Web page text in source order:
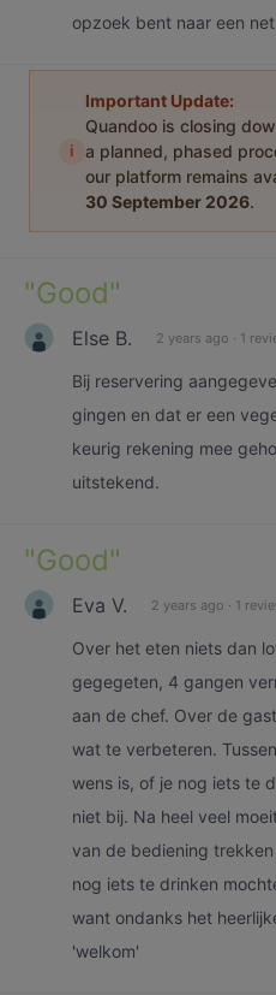
opzoek bent naar een
i
Important Update:
Quandoo is closing
a planned, phased
our platform remains
30 September 2026.
"Good"
Else B. 2 years ago · 1
Bij reservering
gingen en dat er een
keurig rekening mee
uitstekend.
"Good"
Eva V. 2 years ago · 1
Over het eten niets dan
gegegeten, 4 gangen
aan de chef. Over de
wat te verbeteren.
wens is, of je nog iets te
niet bij. Na heel veel
van de bediening
nog iets te drinken
want ondanks het
'welkom'